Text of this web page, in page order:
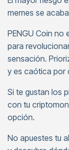
memes se
PENGU Coin no
para
sensación.
y es caótica por
Si te gustan los
con tu
opción.
No apuestes tu